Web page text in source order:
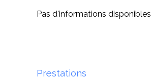
Pas d'informations disponibles
Prestations